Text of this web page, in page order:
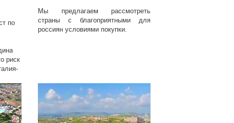
по
риск
Мы предлагаем рассмотреть
страны с благоприятными для
россиян условиями покупки.